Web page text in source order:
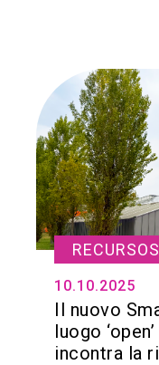
RECURSOS
10.10.2025
Il nuovo
luogo
incontra la